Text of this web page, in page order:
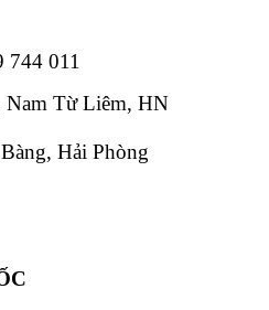
744 011
Nam Từ Liêm, HN
Hải Phòng